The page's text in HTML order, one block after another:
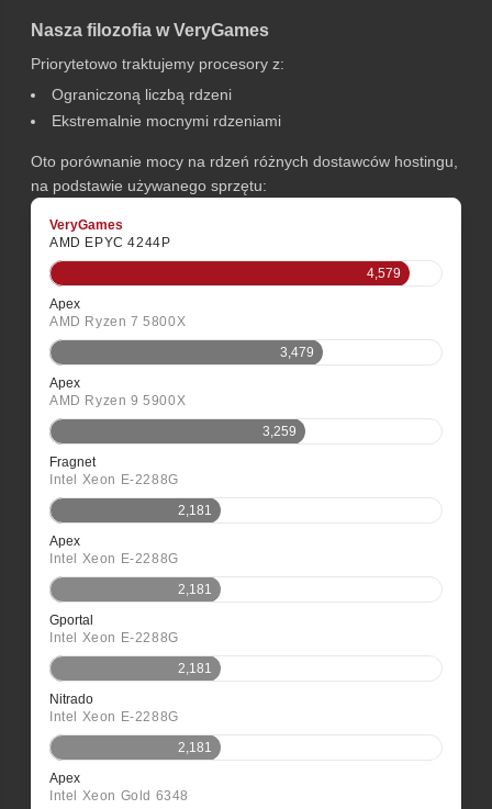
Nasza filozofia w VeryGames
Priorytetowo traktujemy procesory z:
Ograniczoną liczbą rdzeni
Ekstremalnie mocnymi rdzeniami
Oto porównanie mocy na rdzeń różnych dostawców hostingu,
na podstawie używanego sprzętu:
VeryGames
AMD EPYC 4244P
4,579
Apex
AMD Ryzen 7 5800X
3,479
Apex
AMD Ryzen 9 5900X
3,259
Fragnet
Intel Xeon E-2288G
2,181
Apex
Intel Xeon E-2288G
2,181
Gportal
Intel Xeon E-2288G
2,181
Nitrado
Intel Xeon E-2288G
2,181
Apex
Intel Xeon Gold 6348